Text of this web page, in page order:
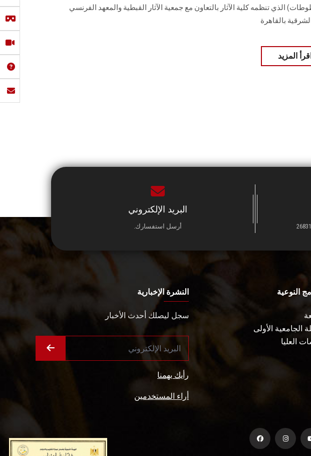
الذي تنظمه كلية الآثار بالتعاون مع جمعية الآثار القبطية والمعهد الفرنسي
الشرقية بالقاهرة
المزيد
البريد الإلكتروني
أرسل استفسارك.
النوعية
الجامعية الأولى
العليا
النشرة الإخبارية
سجل ليصلك أحدث الأخبار
رأيك يهمنا
أراء المستخدمين